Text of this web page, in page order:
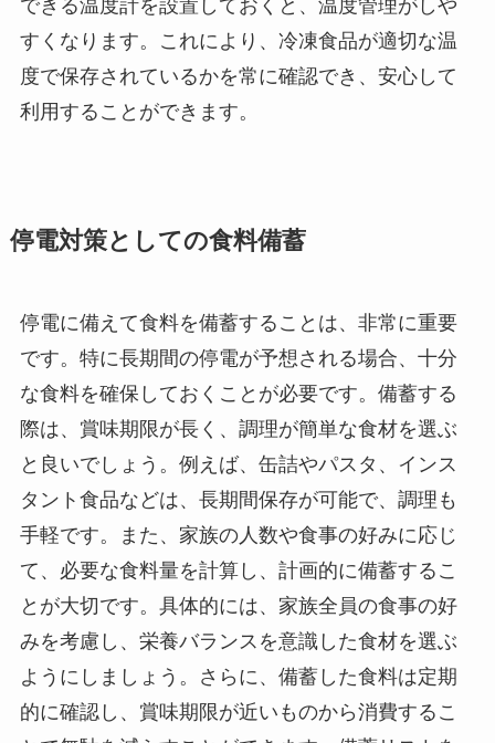
できる温度計を設置しておくと、温度管理がしや
すくなります。これにより、冷凍食品が適切な温
度で保存されているかを常に確認でき、安心して
利用することができます。
停電対策としての食料備蓄
停電に備えて食料を備蓄することは、非常に重要
です。特に長期間の停電が予想される場合、十分
な食料を確保しておくことが必要です。備蓄する
際は、賞味期限が長く、調理が簡単な食材を選ぶ
と良いでしょう。例えば、缶詰やパスタ、インス
タント食品などは、長期間保存が可能で、調理も
手軽です。また、家族の人数や食事の好みに応じ
て、必要な食料量を計算し、計画的に備蓄するこ
とが大切です。具体的には、家族全員の食事の好
みを考慮し、栄養バランスを意識した食材を選ぶ
ようにしましょう。さらに、備蓄した食料は定期
的に確認し、賞味期限が近いものから消費するこ